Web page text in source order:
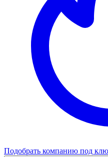
Подобрать компанию под